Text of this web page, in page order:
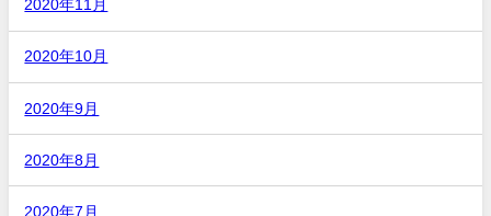
2020年11月
2020年10月
2020年9月
2020年8月
2020年7月